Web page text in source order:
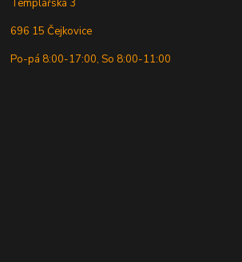
696 15 Čejkovice
Po-pá 8:00-17:00, So 8:00-11:00